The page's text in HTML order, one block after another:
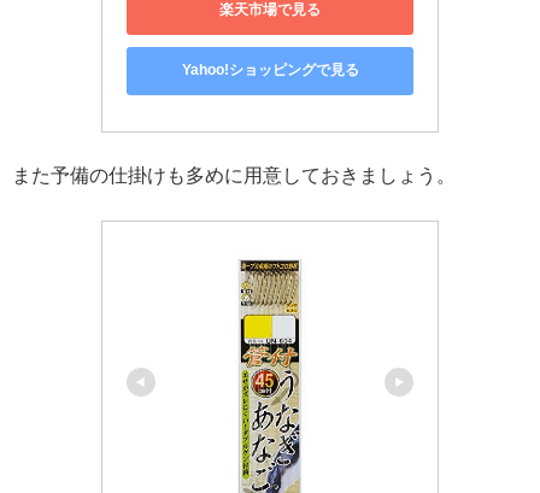
楽天市場で見る
Yahoo!ショッピングで見る
また予備の仕掛けも多めに用意しておきましょう。